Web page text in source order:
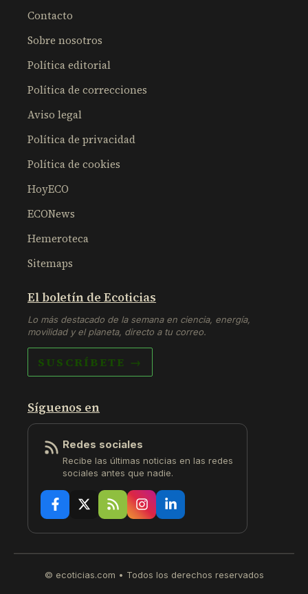
Contacto
Sobre nosotros
Política editorial
Política de correcciones
Aviso legal
Política de privacidad
Política de cookies
HoyECO
ECONews
Hemeroteca
Sitemaps
El boletín de Ecoticias
Lo más destacado de la semana en ciencia, energía,
movilidad y el planeta, directo a tu correo.
SUSCRÍBETE →
Síguenos en
Redes sociales
Recibe las últimas noticias en las redes
sociales antes que nadie.
© ecoticias.com • Todos los derechos reservados